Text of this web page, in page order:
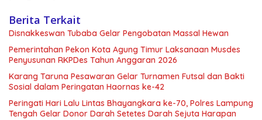
Berita Terkait
Disnakkeswan Tubaba Gelar Pengobatan Massal Hewan
Pemerintahan Pekon Kota Agung Timur Laksanaan Musdes
Penyusunan RKPDes Tahun Anggaran 2026
Karang Taruna Pesawaran Gelar Turnamen Futsal dan Bakti
Sosial dalam Peringatan Haornas ke-42
Peringati Hari Lalu Lintas Bhayangkara ke-70, Polres Lampung
Tengah Gelar Donor Darah Setetes Darah Sejuta Harapan